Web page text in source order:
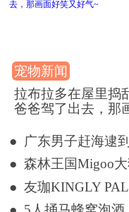
宠物新闻
拉布拉多在屋里捣
爸爸驾了出去，那
● 友珈KINGLY